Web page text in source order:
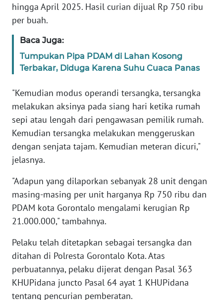
hingga April 2025. Hasil curian dijual Rp 750 ribu
per buah.
Baca Juga:
Tumpukan Pipa PDAM di Lahan Kosong
Terbakar, Diduga Karena Suhu Cuaca Panas
"Kemudian modus operandi tersangka, tersangka
melakukan aksinya pada siang hari ketika rumah
sepi atau lengah dari pengawasan pemilik rumah.
Kemudian tersangka melakukan menggeruskan
dengan senjata tajam. Kemudian meteran dicuri,"
jelasnya.
"Adapun yang dilaporkan sebanyak 28 unit dengan
masing-masing per unit harganya Rp 750 ribu dan
PDAM kota Gorontalo mengalami kerugian Rp
21.000.000," tambahnya.
Pelaku telah ditetapkan sebagai tersangka dan
ditahan di Polresta Gorontalo Kota. Atas
perbuatannya, pelaku dijerat dengan Pasal 363
KHUPidana juncto Pasal 64 ayat 1 KHUPidana
tentang pencurian pemberatan.
WN
BARAT
WN
WN
WN
JAMBI
SULTRA
WN
NTB
SULTENG
WN
SULBAR